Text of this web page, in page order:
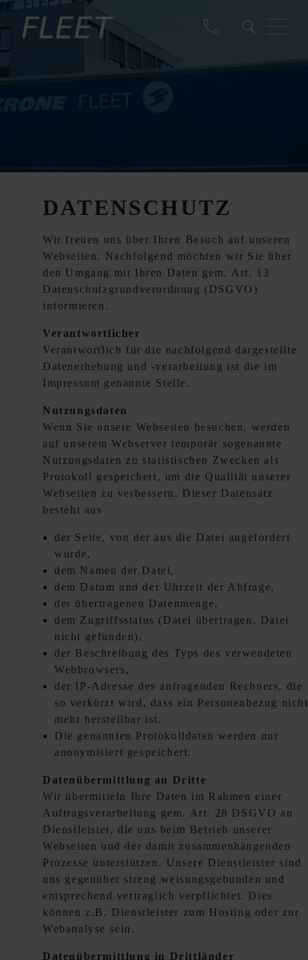
DATENSCHUTZ
Wir freuen uns über Ihren Besuch auf unseren
Webseiten. Nachfolgend möchten wir Sie über
den Umgang mit Ihren Daten gem. Art. 13
Datenschutzgrundverordnung (DSGVO)
informieren.
Verantwortlicher
Verantwortlich für die nachfolgend dargestellte
Datenerhebung und -verarbeitung ist die im
Impressum genannte Stelle.
Nutzungsdaten
Wenn Sie unsere Webseiten besuchen, werden
auf unserem Webserver temporär sogenannte
Nutzungsdaten zu statistischen Zwecken als
Protokoll gespeichert, um die Qualität unserer
Webseiten zu verbessern. Dieser Datensatz
besteht aus
der Seite, von der aus die Datei angefordert
wurde,
dem Namen der Datei,
dem Datum und der Uhrzeit der Abfrage,
der übertragenen Datenmenge,
dem Zugriffsstatus (Datei übertragen, Datei
nicht gefunden),
der Beschreibung des Typs des verwendeten
Webbrowsers,
der IP-Adresse des anfragenden Rechners, die
so verkürzt wird, dass ein Personenbezug nicht
mehr herstellbar ist.
Die genannten Protokolldaten werden nur
anonymisiert gespeichert.
Datenübermittlung an Dritte
Wir übermitteln Ihre Daten im Rahmen einer
Auftragsverarbeitung gem. Art. 28 DSGVO an
Dienstleister, die uns beim Betrieb unserer
Webseiten und der damit zusammenhängenden
Prozesse unterstützen. Unsere Dienstleister sind
uns gegenüber streng weisungsgebunden und
entsprechend vertraglich verpflichtet. Dies
können z.B. Dienstleister zum Hosting oder zur
Webanalyse sein.
Datenübermittlung in Drittländer